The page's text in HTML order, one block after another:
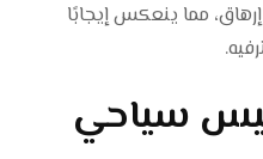
مما ينعكس إيجابًا
سياحي